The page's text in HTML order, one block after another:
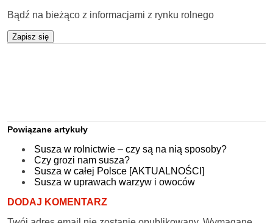
Bądź na bieżąco z informacjami z rynku rolnego
Zapisz się
Powiązane artykuły
Susza w rolnictwie – czy są na nią sposoby?
Czy grozi nam susza?
Susza w całej Polsce [AKTUALNOŚCI]
Susza w uprawach warzyw i owoców
DODAJ KOMENTARZ